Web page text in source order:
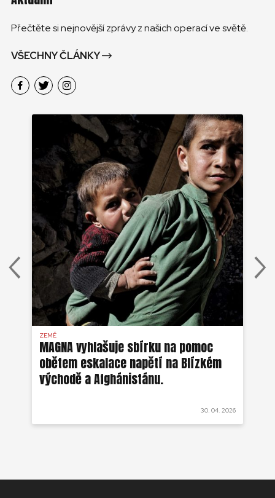
Přečtěte si nejnovější zprávy z našich operací ve světě.
VŠECHNY ČLÁNKY
ZEMĚ
MAGNA vyhlašuje sbírku na pomoc
obětem eskalace napětí na Blízkém
východě a Afghánistánu.
30. 04. 2026